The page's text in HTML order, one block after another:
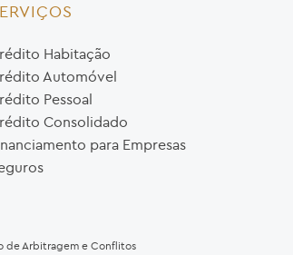
Habitação
Automóvel
Pessoal
Consolidado
para Empresas
de Arbitragem e Conflitos